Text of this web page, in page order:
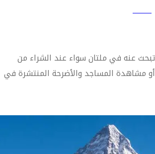
عنه في ملتان سواء عند الشراء من
مشاهدة المساجد والأضرحة المنتشرة في